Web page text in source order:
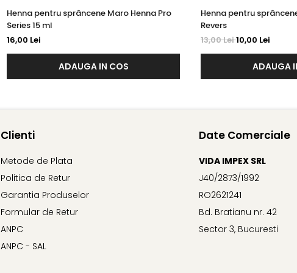
Henna pentru sprâncene Maro Henna Pro
Series 15 ml
16,00 Lei
ADAUGA IN COS
Henna pentru
Revers
13,00 Lei10,00 Lei
ADAUGA
Clienti
Metode de Plata
Politica de Retur
Garantia Produselor
Formular de Retur
ANPC
ANPC - SAL
Date Comerciale
VIDA IMPEX SRL
J40/2873/1992
RO2621241
Bd. Bratianu nr. 42
Sector 3, Bucuresti